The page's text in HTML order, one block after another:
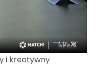
i kreatywny